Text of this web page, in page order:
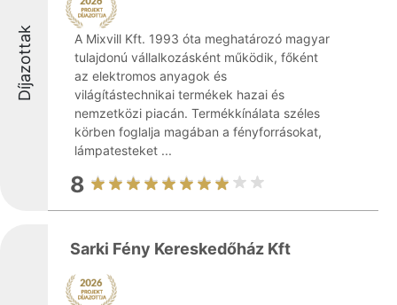
Díjazottak
A Mixvill Kft. 1993 óta meghatározó magyar
tulajdonú vállalkozásként működik, főként
az elektromos anyagok és
világítástechnikai termékek hazai és
nemzetközi piacán. Termékkínálata széles
körben foglalja magában a fényforrásokat,
lámpatesteket ...
8
Sarki Fény Kereskedőház Kft